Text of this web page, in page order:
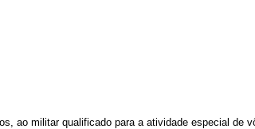
ao militar qualificado para a atividade especial de